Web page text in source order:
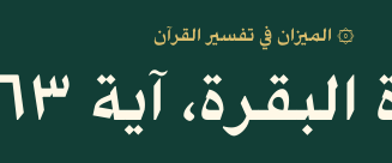
۞ الميزان في تفسير القرآن
آية ٦٣